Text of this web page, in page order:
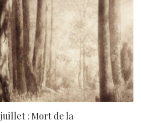
juillet : Mort de la